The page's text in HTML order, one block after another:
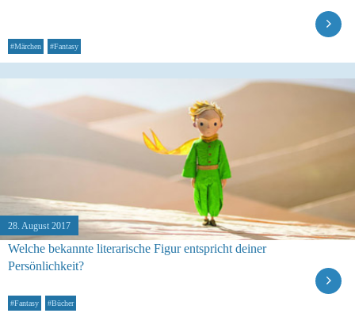
#Märchen #Fantasy
28. August 2017
Welche bekannte literarische Figur entspricht deiner
Persönlichkeit?
#Fantasy #Bücher